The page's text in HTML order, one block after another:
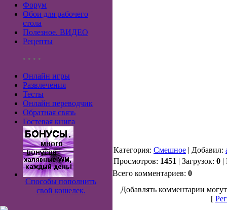
Форум
Обои для рабочего
стола
Полезное. ВИДЕО
Рецепты
• • • •
Онлайн игры
Развлечения
Тесты
Онлайн переводчик
Обратная связь
Гостевая книга
Способы пополнить
свой кошелек.
Категория: Смешное | Добавил:
Просмотров: 1451 | Загрузок: 0 |
Всего комментариев: 0
Добавлять комментарии
[